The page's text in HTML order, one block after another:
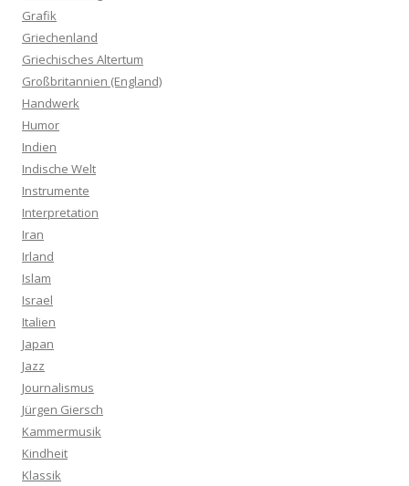
Grafik
Griechenland
Griechisches Altertum
Großbritannien (England)
Handwerk
Humor
Indien
Indische Welt
Instrumente
Interpretation
Iran
Irland
Islam
Israel
Italien
Japan
Jazz
Journalismus
Jürgen Giersch
Kammermusik
Kindheit
Klassik